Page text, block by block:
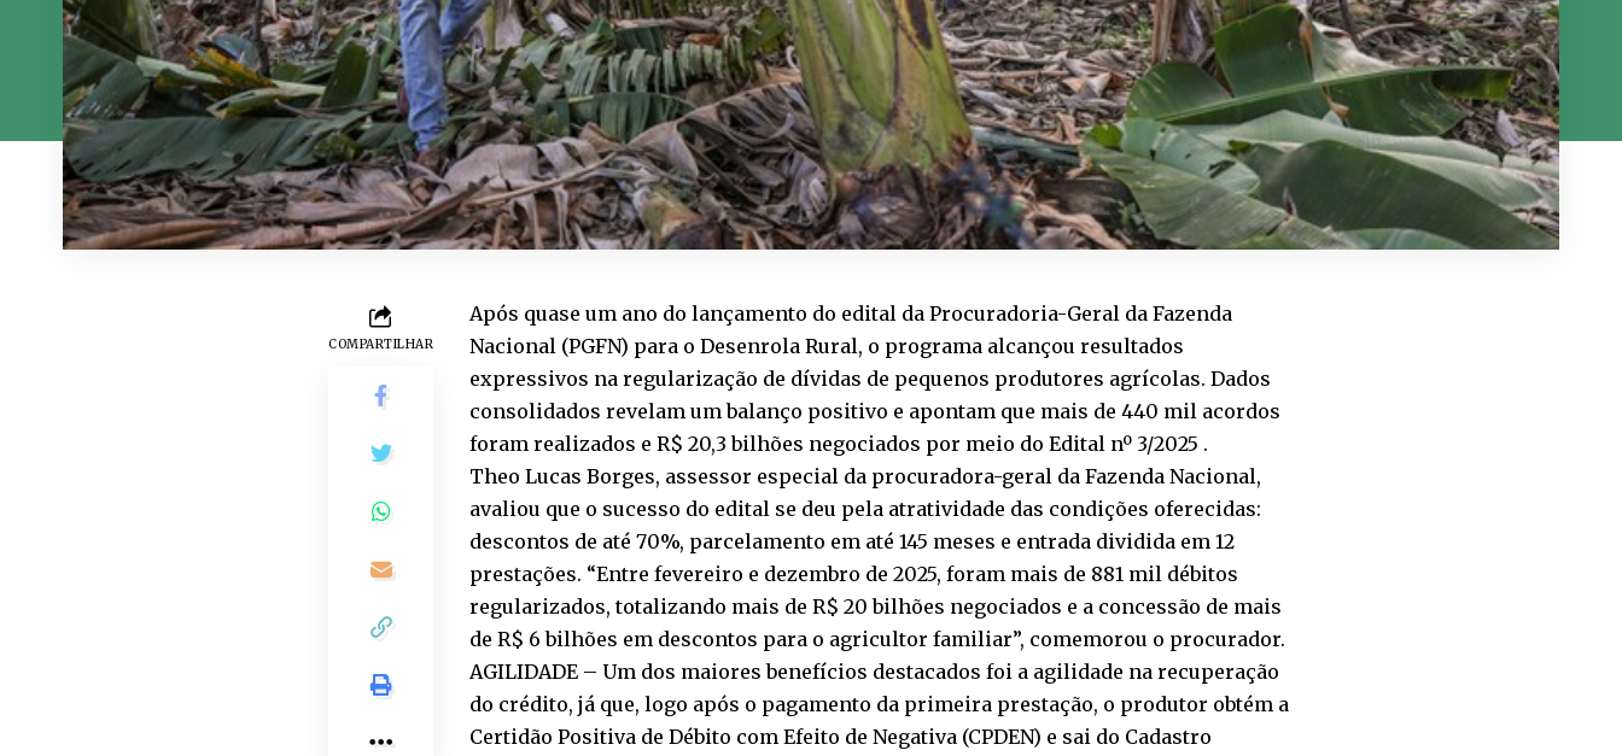
COMPARTILHAR
Após quase um ano do lançamento do edital da Procuradoria-Geral da Fazenda
Nacional (PGFN) para o Desenrola Rural, o programa alcançou resultados
expressivos na regularização de dívidas de pequenos produtores agrícolas. Dados
consolidados revelam um balanço positivo e apontam que mais de 440 mil acordos
foram realizados e R$ 20,3 bilhões negociados por meio do Edital nº 3/2025 .
Theo Lucas Borges, assessor especial da procuradora-geral da Fazenda Nacional,
avaliou que o sucesso do edital se deu pela atratividade das condições oferecidas:
descontos de até 70%, parcelamento em até 145 meses e entrada dividida em 12
prestações. “Entre fevereiro e dezembro de 2025, foram mais de 881 mil débitos
regularizados, totalizando mais de R$ 20 bilhões negociados e a concessão de mais
de R$ 6 bilhões em descontos para o agricultor familiar”, comemorou o procurador.
AGILIDADE – Um dos maiores benefícios destacados foi a agilidade na recuperação
do crédito, já que, logo após o pagamento da primeira prestação, o produtor obtém a
Certidão Positiva de Débito com Efeito de Negativa (CPDEN) e sai do Cadastro